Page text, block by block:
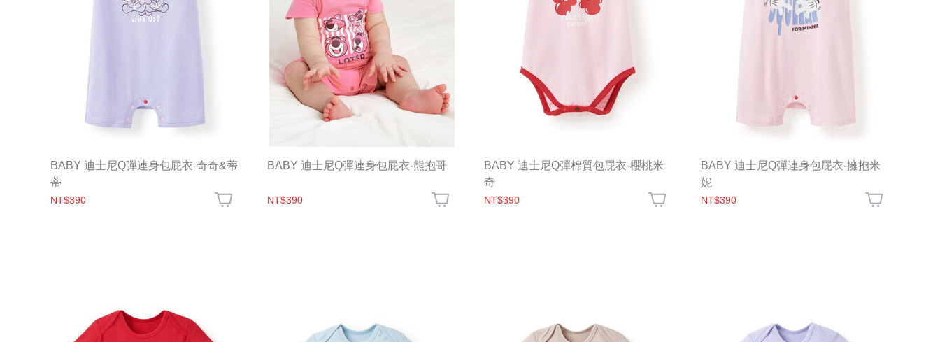
BABY 迪士尼Q彈連身包屁衣-奇奇&蒂
蒂
NT$390
BABY 迪士尼Q彈連身包屁衣-熊抱哥
NT$390
BABY 迪士尼Q彈棉質包屁衣-櫻桃米
奇
NT$390
BABY 迪士尼Q彈連身包屁衣-擁抱米
妮
NT$390